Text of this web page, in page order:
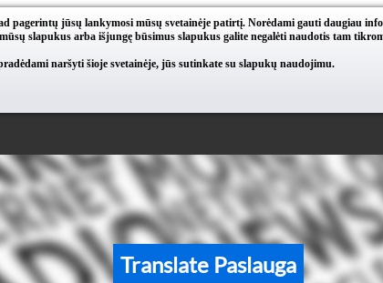
pagerintų jūsų lankymosi mūsų svetainėje patirtį. Norėdami gauti daugiau
slapukus arba išjungę būsimus slapukus galite negalėti naudotis tam
naršyti šioje svetainėje, jūs sutinkate su slapukų naudojimu.
Translate Paslauga